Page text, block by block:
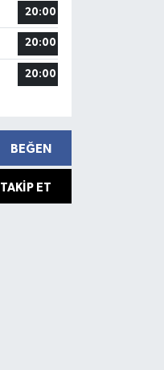
20:00
20:00
20:00
BEĞEN
TAKIP ET